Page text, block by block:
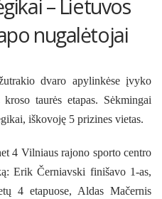
– Lietuvos
nugalėtojai
dvaro apylinkėse įvyko
taurės etapas. Sėkmingai
iškovoję 5 prizines vietas.
4 Vilniaus rajono sporto centro
Erik Černiavski finišavo 1-as,
4 etapuose, Aldas Mačernis